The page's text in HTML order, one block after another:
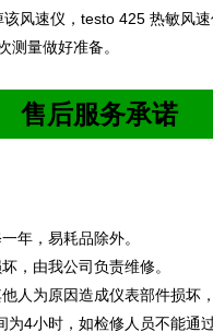
风速仪， testo 425 热敏风
测量做好准备。
售后服务承诺
年，易耗品除外。
，由我公司负责维修。
人为原因造成仪表部件损坏
为4小时，如检修人员不能通